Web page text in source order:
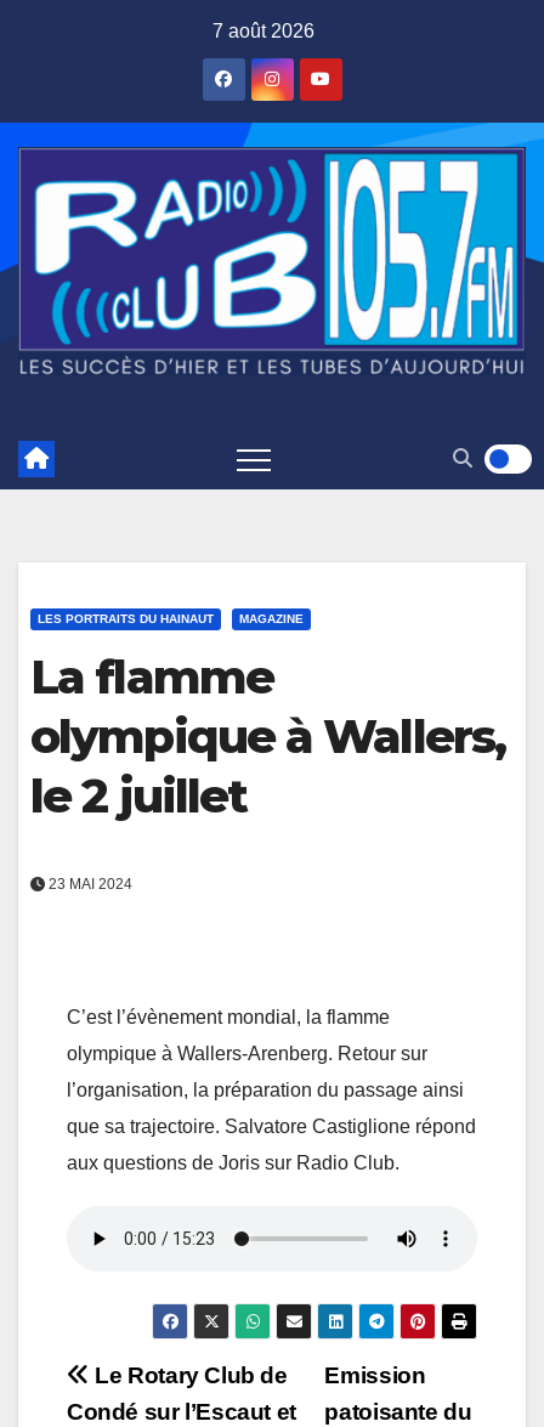
7 août 2026
LES PORTRAITS DU HAINAUT MAGAZINE
La flamme
olympique à Wallers,
le 2 juillet
23 MAI 2024
C’est l’évènement mondial, la flamme
olympique à Wallers-Arenberg. Retour sur
l’organisation, la préparation du passage ainsi
que sa trajectoire. Salvatore Castiglione répond
aux questions de Joris sur Radio Club.
Navigation
Emission
patoisante du
Le Rotary Club de
Condé sur l’Escaut et